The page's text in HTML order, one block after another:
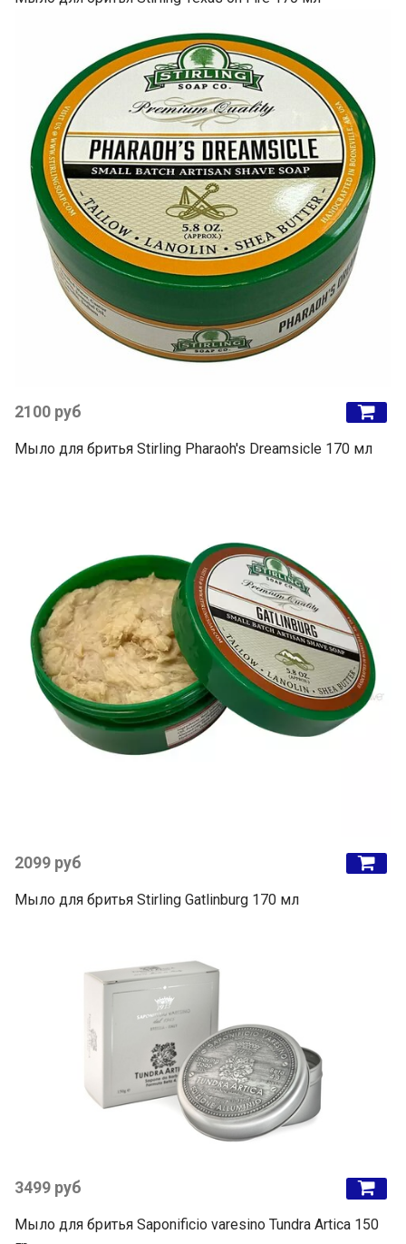
2100 руб
Мыло для бритья Stirling Pharaoh's Dreamsicle 170 мл
2099 руб
Мыло для бритья Stirling Gatlinburg 170 мл
3499 руб
Мыло для бритья Saponificio varesino Tundra Artica 150